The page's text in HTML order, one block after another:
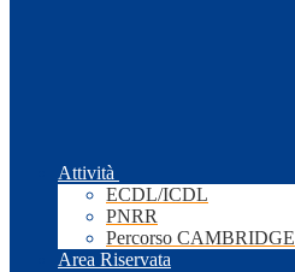
Attività
ECDL/ICDL
PNRR
Percorso CAMBRIDGE
Area Riservata